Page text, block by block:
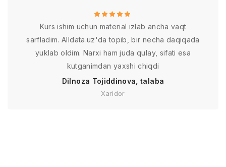
Kurs ishim uchun material izlab ancha vaqt
sarfladim. Alldata.uz'da topib, bir necha daqiqada
yuklab oldim. Narxi ham juda qulay, sifati esa
kutganimdan yaxshi chiqdi
Dilnoza Tojiddinova, talaba
Xaridor